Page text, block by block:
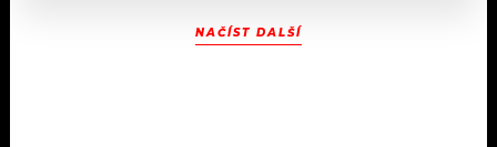
NAČÍST DALŠÍ